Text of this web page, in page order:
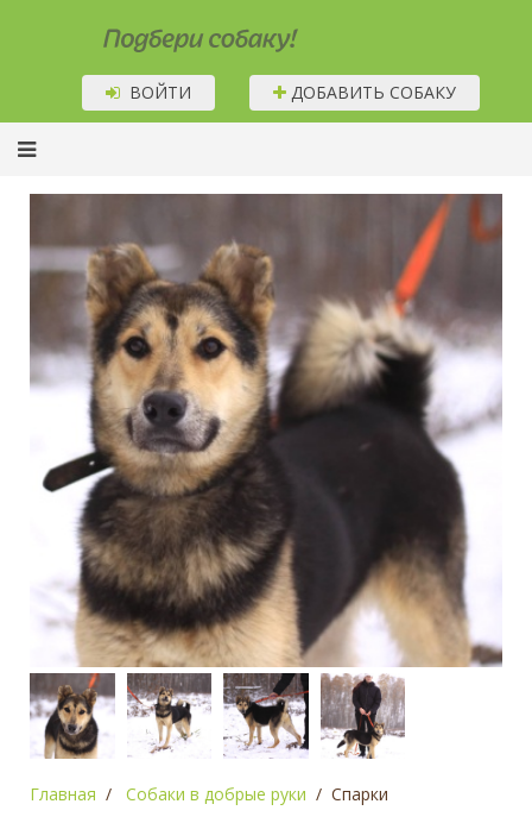
Подбери собаку!
ВОЙТИ ДОБАВИТЬ СОБАКУ
Главная Собаки в добрые руки Спарки